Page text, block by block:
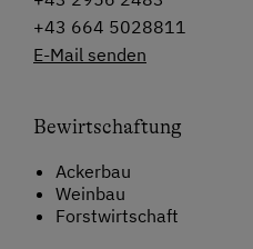
+43 664 5028811
E-Mail senden
Bewirtschaftung
Ackerbau
Weinbau
Forstwirtschaft